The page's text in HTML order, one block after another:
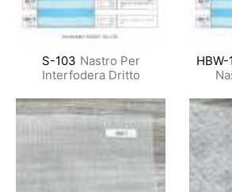
S-103 Nastro Per
Interfodera Dritto
HBW-